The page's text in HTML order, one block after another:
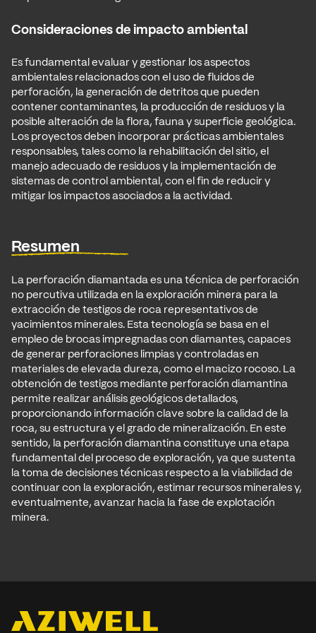
Consideraciones de impacto ambiental
Es fundamental evaluar y gestionar los aspectos
ambientales relacionados con el uso de fluidos de
perforación, la generación de detritos que pueden
contener contaminantes, la producción de residuos y la
posible alteración de la flora, fauna y superficie geológica.
Los proyectos deben incorporar prácticas ambientales
responsables, tales como la rehabilitación del sitio, el
manejo adecuado de residuos y la implementación de
sistemas de control ambiental, con el fin de reducir y
mitigar los impactos asociados a la actividad.
Resumen
La perforación diamantada es una técnica de perforación
no percutiva utilizada en la exploración minera para la
extracción de testigos de roca representativos de
yacimientos minerales. Esta tecnología se basa en el
empleo de brocas impregnadas con diamantes, capaces
de generar perforaciones limpias y controladas en
materiales de elevada dureza, como el macizo rocoso. La
obtención de testigos mediante perforación diamantina
permite realizar análisis geológicos detallados,
proporcionando información clave sobre la calidad de la
roca, su estructura y el grado de mineralización. En este
sentido, la perforación diamantina constituye una etapa
fundamental del proceso de exploración, ya que sustenta
la toma de decisiones técnicas respecto a la viabilidad de
continuar con la exploración, estimar recursos minerales y,
eventualmente, avanzar hacia la fase de explotación
minera.